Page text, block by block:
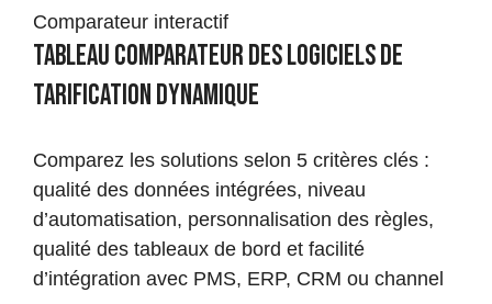
Comparateur interactif
Tableau comparateur des logiciels de
tarification dynamique
Comparez les solutions selon 5 critères clés :
qualité des données intégrées, niveau
d’automatisation, personnalisation des règles,
qualité des tableaux de bord et facilité
d’intégration avec PMS, ERP, CRM ou channel